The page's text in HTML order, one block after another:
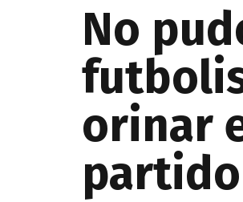
No
orinar
partido